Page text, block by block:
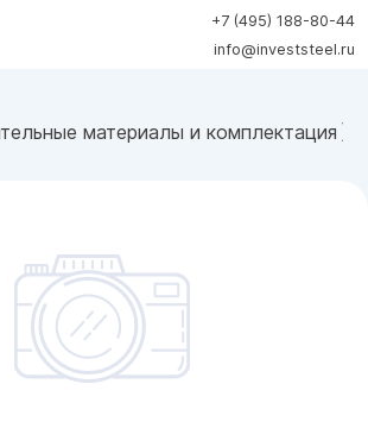
+7 (495) 188-80-44
info@investsteel.ru
материалы и комплектация